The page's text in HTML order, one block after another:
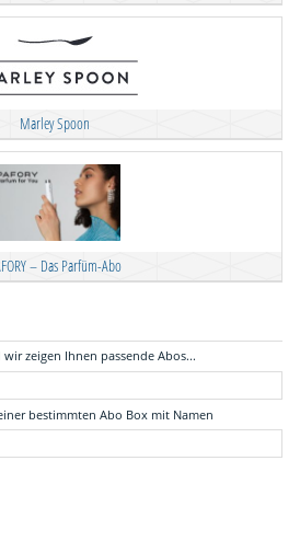
Marley Spoon
– Das Parfüm-Abo
zeigen Ihnen passende Abos...
bestimmten Abo Box mit Namen